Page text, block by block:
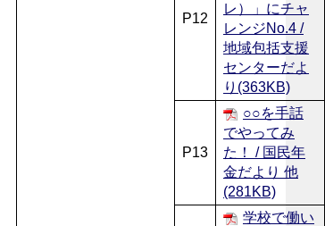
P12
レ）」にチャ
レンジNo.4 /
地域包括支援
センターだよ
り(363KB)
P13
○○を手話
でやってみ
た！ / 国民年
金だより 他
(281KB)
学校で働い